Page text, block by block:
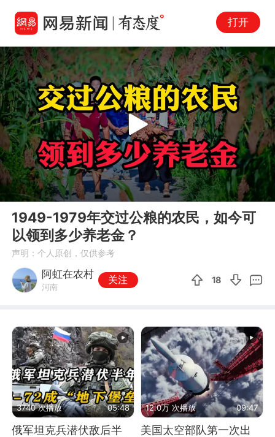
打开
00:00 02:12
Play
1949-1979年交过公粮的农民，如今可
以领到多少养老金？
声明：个人原创，仅供参考
阿虹在农村
河南
关注 18
3740 次播放 05:48
俄军坦克兵潜伏敌后半
12.0万 次播放 09:47
美国太空部队第一次出